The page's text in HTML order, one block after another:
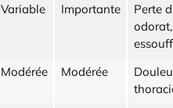
Variable Importante
Perte
odorat,
Modérée Modérée